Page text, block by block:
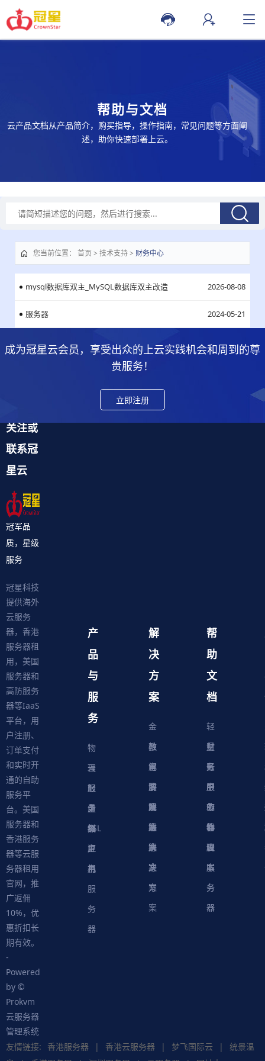
帮助与文档
云产品文档从产品简介，购买指导，操作指南，常见问题等方面阐
述，助你快速部署上云。
您当前位置： 首页 > 技术支持> 财务中心
mysql数据库双主_MySQL数据库双主改造 2026-08-08
服务器 2024-05-21
成为冠星云会员，享受出众的上云实践机会和周到的尊
贵服务！
立即注册
关注或
联系冠
星云
冠军品
质，星级
服务
冠星科技
提供海外
云服务
器，香港
服务器租
用，美国
服务器和
高防服务
器等IaaS
平台，用
户注册、
订单支付
和实时开
通的自助
服务平
台。美国
服务器和
香港服务
器等云服
务器租用
官网，推
广返佣
10%，优
惠折扣长
期有效。
-
Powered
by ©
Prokvm
云服务器
管理系统
产
品
与
服
务
物
理
服
务
器
云
服
务
器
轻
量
级
应
用
服
务
器
虚
拟
主
机
SSL
证
书
解
决
方
案
金
融
解
决
方
案
教
育
解
决
方
案
电
商
解
决
方
案
游
戏
解
决
方
案
网
站
解
决
方
案
帮
助
文
档
轻
量
云
服
务
器
财
务
中
心
账
户
中
心
服
务
协
议
软
件
脚
本
物
理
服
务
器
云
服
务
器
友情链接: 香港服务器 | 香港云服务器 | 梦飞国际云 |
统景温